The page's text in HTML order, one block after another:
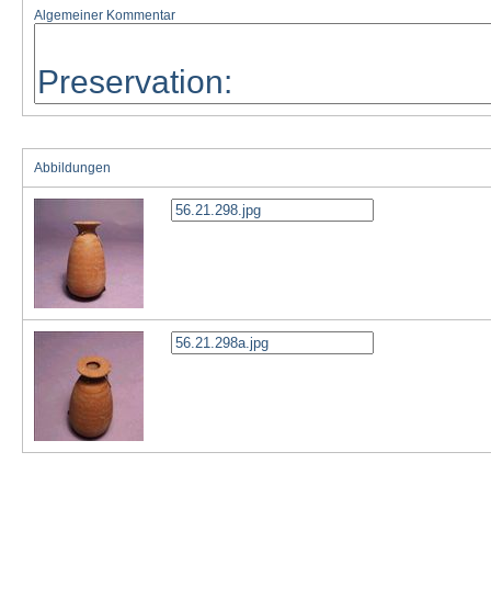
Algemeiner Kommentar
Abbildungen